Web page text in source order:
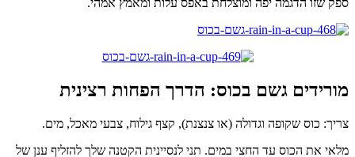
ספק שזו הדגמה יפה ומוצלחת באפס עלות ומאמץ אמהי.
מורידים גשם בכוס: הדרך הפחות רצינית
צריך: כוס שקופה וגדולה (או צנצנת), קצף גילוח, צבעי מאכל, מים.
מלאי את הכוס עד החצי במים. תני לנסיינית הקטנה שלך להזליף ענן של